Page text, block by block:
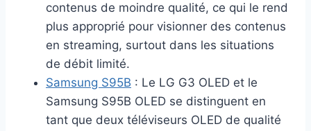
contenus de moindre qualité, ce qui le rend
plus approprié pour visionner des contenus
en streaming, surtout dans les situations
de débit limité.
Samsung S95B : Le LG G3 OLED et le
Samsung S95B OLED se distinguent en
tant que deux téléviseurs OLED de qualité